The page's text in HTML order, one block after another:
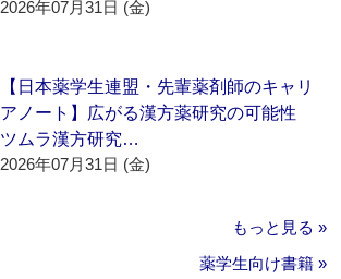
2026年07月31日 (金)
【日本薬学生連盟・先輩薬剤師のキャリ
アノート】広がる漢方薬研究の可能性
ツムラ漢方研究…
2026年07月31日 (金)
もっと見る »
薬学生向け書籍 »